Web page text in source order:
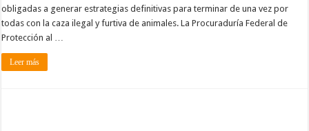
obligadas a generar estrategias definitivas para terminar de una vez por
todas con la caza ilegal y furtiva de animales. La Procuraduría Federal de
Protección al …
Leer más